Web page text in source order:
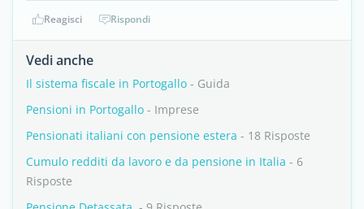
Reagisci Rispondi
Vedi anche
Il sistema fiscale in Portogallo - Guida
Pensioni in Portogallo - Imprese
Pensionati italiani con pensione estera - 18 Risposte
Cumulo redditi da lavoro e da pensione in Italia - 6
Risposte